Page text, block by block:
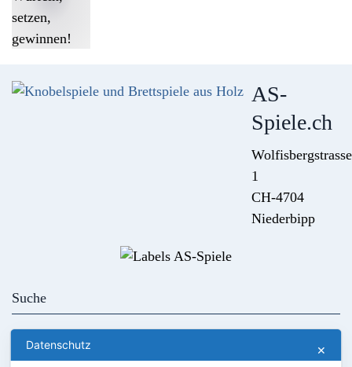
AS-
Spiele.ch
Wolfisbergstrasse
1
CH-4704
Niederbipp
Kontakt
Datenschutz ✕